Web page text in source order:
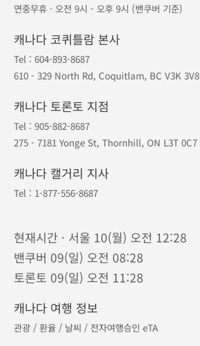
연중무휴 · 오전 9시 - 오후 9시 (밴쿠버 기준)
캐나다 코퀴틀람 본사
Tel : 604-893-8687
610 - 329 North Rd, Coquitlam, BC V3K 3V8
캐나다 토론토 지점
Tel : 905-882-8687
275 - 7181 Yonge St, Thornhill, ON L3T 0C7
캐나다 캘거리 지사
Tel : 1-877-556-8687
현재시간 · 서울 10(월) 오전 12:28
밴쿠버 09(일) 오전 08:28
토론토 09(일) 오전 11:28
캐나다 여행 정보
관광 / 환율 / 날씨 / 전자여행승인 eTA